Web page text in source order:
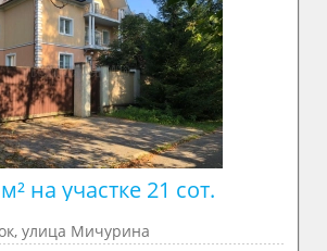
на участке 21 сот.
улица Мичурина